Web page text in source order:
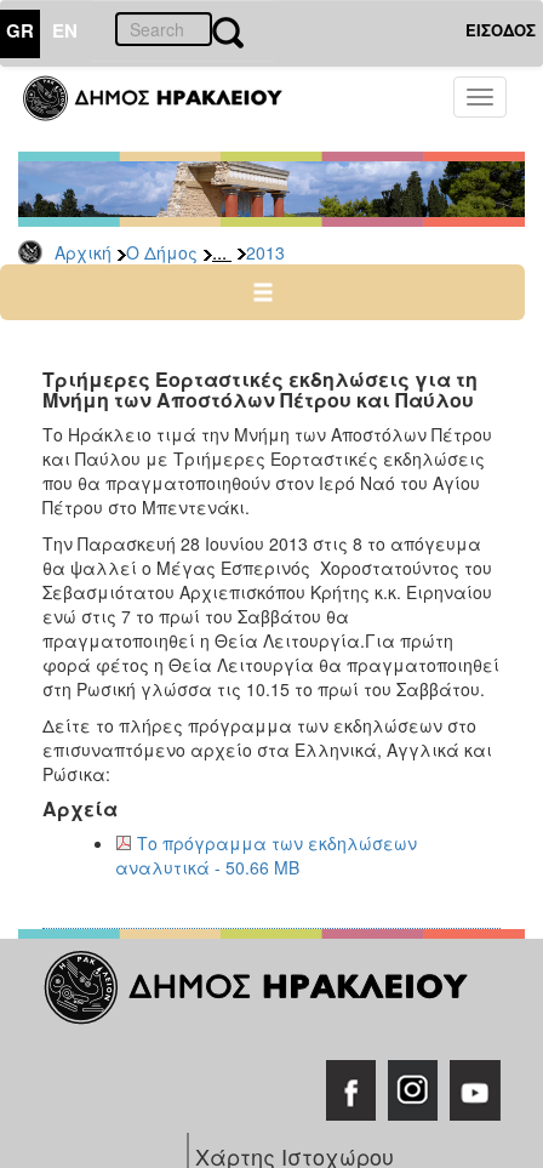
GR EN ΕΙΣΟΔΟΣ
Toggle
Αρχική Ο Δήμος ... 2013
ΔΗΜΟΣ
Δελτία
Τύπου
Αρχείο
2026
2024
2022
2021
2020
2019
2018
2017
2016
2015
2013
2012
2011
2010
2006
ΤΟΠΟΣ
Τριήμερες Εορταστικές εκδηλώσεις για τη
Μνήμη των Αποστόλων Πέτρου και Παύλου
Το Ηράκλειο τιμά την Μνήμη των Αποστόλων Πέτρου
και Παύλου με Τριήμερες Εορταστικές εκδηλώσεις
που θα πραγματοποιηθούν στον Ιερό Ναό του Αγίου
Πέτρου στο Μπεντενάκι.
Την Παρασκευή 28 Ιουνίου 2013 στις 8 το απόγευμα
θα ψαλλεί ο Μέγας Εσπερινός Χοροστατούντος του
Σεβασμιότατου Αρχιεπισκόπου Κρήτης κ.κ. Ειρηναίου
ενώ στις 7 το πρωί του Σαββάτου θα
πραγματοποιηθεί η Θεία Λειτουργία.Για πρώτη
φορά φέτος η Θεία Λειτουργία θα πραγματοποιηθεί
στη Ρωσική γλώσσα τις 10.15 το πρωί του Σαββάτου.
Δείτε το πλήρες πρόγραμμα των εκδηλώσεων στο
επισυναπτόμενο αρχείο στα Ελληνικά, Αγγλικά και
Ρώσικα:
Αρχεία
Το πρόγραμμα των εκδηλώσεων
αναλυτικά - 50.66 MB
Χάρτης Ιστοχώρου